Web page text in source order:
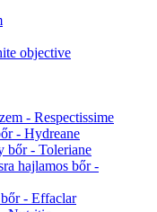
objective
- Respectissime
- Hydreane
bőr - Toleriane
hajlamos bőr -
- Effaclar